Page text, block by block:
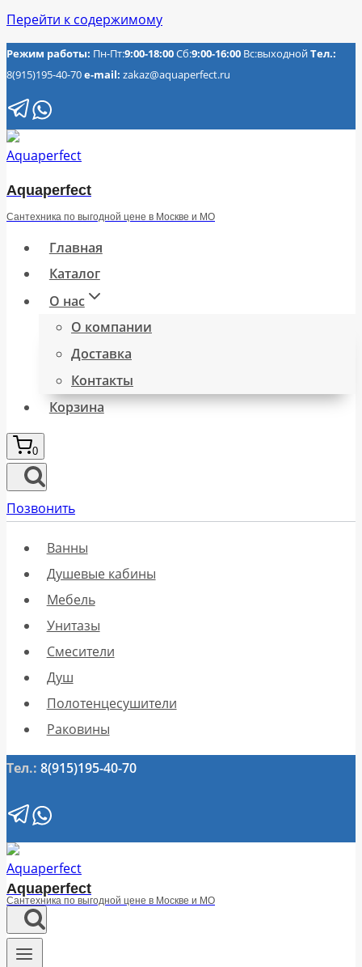
Перейти к содержимому
Режим работы: Пн-Пт:9:00-18:00Сб:9:00-16:00 Вс:выходнойТел.:
8(915)195-40-70e-mail: zakaz@aquaperfect.ru
Aquaperfect
Сантехника по выгодной цене в Москве и МО
Главная
Каталог
О нас
О компании
Доставка
Контакты
Корзина
0
Позвонить
Ванны
Душевые кабины
Мебель
Унитазы
Смесители
Душ
Полотенцесушители
Раковины
Тел.: 8(915)195-40-70
Aquaperfect
Сантехника по выгодной цене в Москве и МО